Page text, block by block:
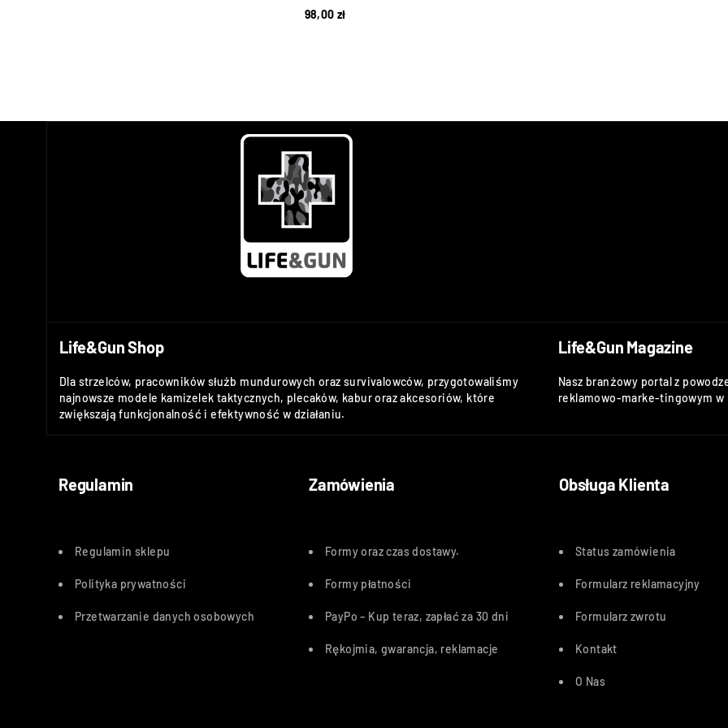
98,00 zł
Life&Gun Shop
Dla strzelców, pracowników służb mundurowych oraz survivalowców, przygotowaliśmy
najnowsze modele kamizelek taktycznych, plecaków, kabur oraz akcesoriów, które
zwiększają funkcjonalność i efektywność w działaniu.
Life&Gun Magazine
Nasz branżowy portal z
reklamowo-marke-tingowym
Regulamin Zamówienia Obsługa Klienta
Regulamin sklepu
Polityka prywatności
Przetwarzanie danych osobowych
Formy oraz czas dostawy.
Formy płatności
PayPo – Kup teraz, zapłać za 30 dni
Rękojmia, gwarancja, reklamacje
Status zamówienia
Formularz reklamacyjny
Formularz zwrotu
Kontakt
O Nas